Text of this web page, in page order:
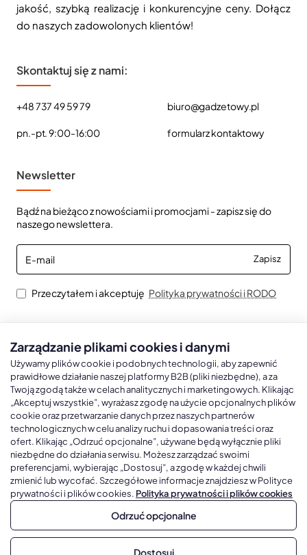
jakość, szybką realizację i konkurencyjne ceny. Dołącz
do naszych zadowolonych klientów!
Skontaktuj się z nami:
+48 737 49 59 79
pn.-pt. 9:00-16:00
biuro@gadzetowy.pl
formularz kontaktowy
Newsletter
Bądź na bieżąco z nowościami i promocjami - zapisz się do
naszego newslettera.
E-
mail
Zapisz
Przeczytałem i akceptuję Polityka prywatności i RODO
Kalendarze książkowe A5
Kalendarze książkowe A4
Kalendarze książkowe B5
Kalendarze książkowe A6 i B6
Kalendarze książkowe z własną oprawą
Kalendarze Ścienne
Kalendarze trójdzielne
Kalendarze jednodzielne
Kalendarze czterodzielne
Kalendarze Wieloplanszowe
Kalendarze Wielopanszowe, Plakatowe
Copyright © 2026, Gadżetowy.pl, All Rights Reserved, Platforma
Zarządzanie plikami cookies i danymi
Używamy plików cookie i podobnych technologii, aby zapewnić
prawidłowe działanie naszej platformy B2B (pliki niezbędne), a za
Twoją zgodą także w celach analitycznych i marketingowych. Klikając
„Akceptuj wszystkie”, wyrażasz zgodę na użycie opcjonalnych plików
cookie oraz przetwarzanie danych przez naszych partnerów
technologicznych w celu analizy ruchu i dopasowania treści oraz
ofert. Klikając „Odrzuć opcjonalne”, używane będą wyłącznie pliki
niezbędne do działania serwisu. Możesz zarządzać swoimi
preferencjami, wybierając „Dostosuj”, a zgodę w każdej chwili
zmienić lub wycofać. Szczegółowe informacje znajdziesz w Polityce
prywatności i plików cookies. Polityka prywatności i plików cookies
Odrzuć opcjonalne
Dostosuj